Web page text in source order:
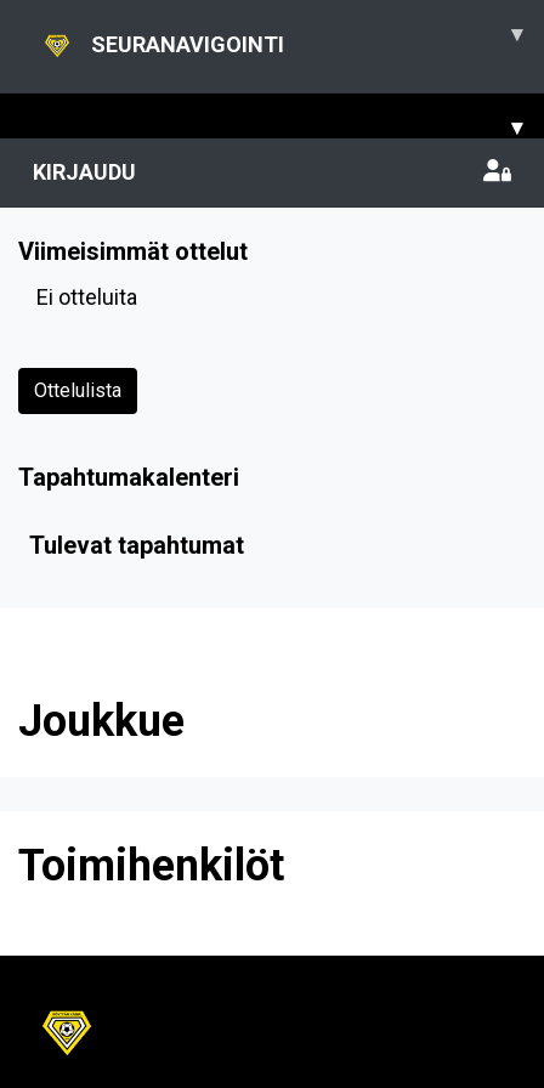
SEURANAVIGOINTI ▾
▾
KIRJAUDU
Viimeisimmät ottelut
Ei otteluita
Ottelulista
Tapahtumakalenteri
Tulevat tapahtumat
Joukkue
Toimihenkilöt